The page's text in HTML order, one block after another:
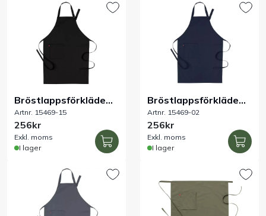
Kundtjänst
Bröstlappsförkläde
svart 70x100 cm
Artnr. 15469-15
256kr
Exkl. moms
I lager
Bröstlappsförkläde
marin 70x100 cm
Artnr. 15469-02
256kr
Exkl. moms
I lager